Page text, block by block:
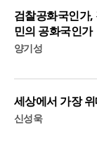
검찰공화국인가
민의 공화국인가
양기성
세상에서 가장
신성욱